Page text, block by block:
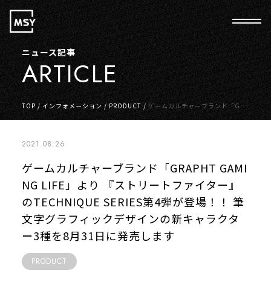
ニュース記事
ARTICLE
TOP / インフォメーション / PRODUCT /
PHT GAMING LIFE」より 『ストリートファイター』のTECHNIQUE SERI
2021.08.26
ゲームカルチャーブランド「GRAPHT GAMI
NG LIFE」より 『ストリートファイター』
のTECHNIQUE SERIES第4弾が登場！！ 筆
文字グラフィックデザインの新キャラクタ
ー3種を8月31日に発売します
PRODUCT